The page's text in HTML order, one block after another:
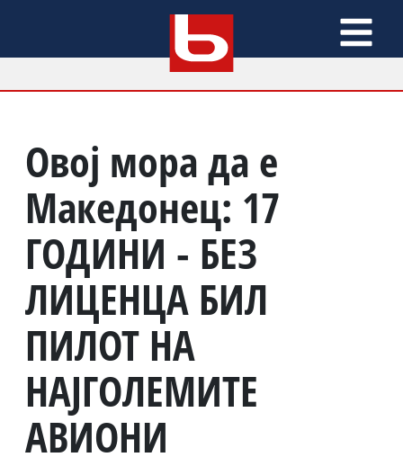
Овој мора да е
Македонец: 17
ГОДИНИ - БЕЗ
ЛИЦЕНЦА БИЛ
ПИЛОТ НА
НАЈГОЛЕМИТЕ
АВИОНИ